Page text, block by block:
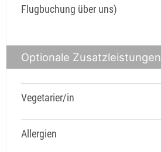
Flugbuchung über uns)
Optionale Zusatzleistungen
Vegetarier/in
Allergien